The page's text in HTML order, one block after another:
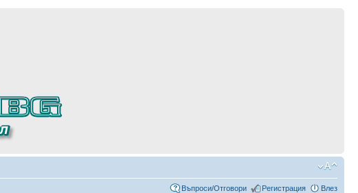
Въпроси/Отговори Регистрация Влез